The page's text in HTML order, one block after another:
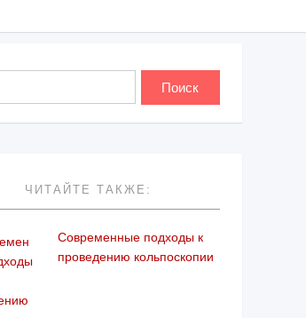
ЧИТАЙТЕ ТАКЖЕ:
Современные подходы к
проведению кольпоскопии